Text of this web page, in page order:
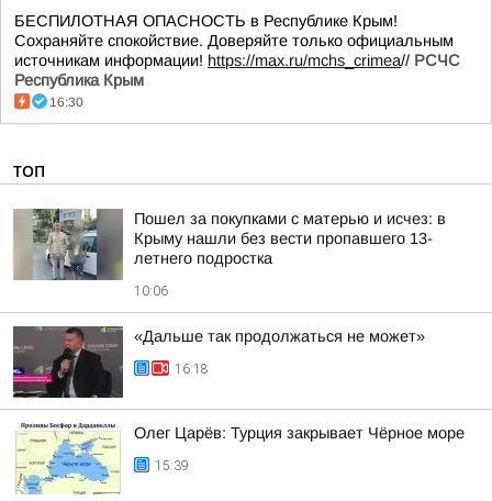
БЕСПИЛОТНАЯ ОПАСНОСТЬ в Республике Крым!
Сохраняйте спокойствие. Доверяйте только официальным
источникам информации! https://max.ru/mchs_crimea// РСЧС
Республика Крым
16:30
ТОП
Пошел за покупками с матерью и исчез: в
Крыму нашли без вести пропавшего 13-
летнего подростка
10:06
«Дальше так продолжаться не может»
16:18
Олег Царёв: Турция закрывает Чёрное море
15:39